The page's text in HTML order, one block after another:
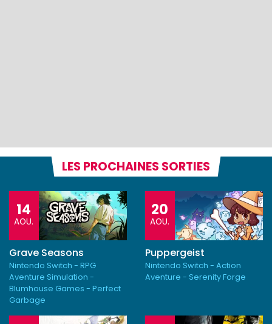
LES PROCHAINES SORTIES
14
AOU.
Grave Seasons
Nintendo Switch - RPG
Aventure Simulation -
Blumhouse Games - Perfect
Garbage
20
AOU.
Puppergeist
Nintendo Switch - Action
Aventure - Serenity Forge